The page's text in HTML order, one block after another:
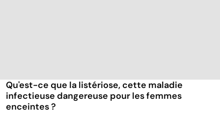
Qu'est-ce que la listériose, cette maladie
infectieuse dangereuse pour les femmes
enceintes ?